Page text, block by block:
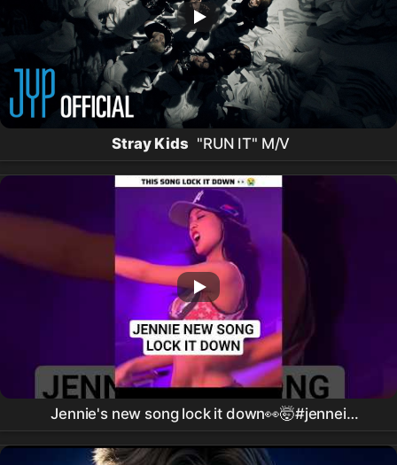
Stray Kids "RUN IT" M/V
Jennie's new song lock it down👀🤯#jennei
#trendingshorts #viralvideo #youtubeshorts
#fypviralシ #kpop